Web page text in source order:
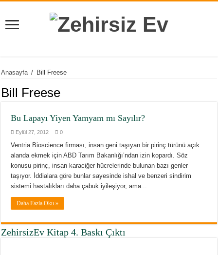
Anasayfa / Bill Freese
Bill Freese
Bu Lapayı Yiyen Yamyam mı Sayılır?
Eylül 27, 2012 0
Ventria Bioscience firması, insan geni taşıyan bir pirinç türünü açık
alanda ekmek için ABD Tarım Bakanlığı’ndan izin kopardı. Söz
konusu pirinç, insan karaciğer hücrelerinde bulunan bazı genler
taşıyor. İddialara göre bunlar sayesinde ishal ve benzeri sindirim
sistemi hastalıkları daha çabuk iyileşiyor, ama...
Daha Fazla Oku »
ZehirsizEv Kitap 4. Baskı Çıktı